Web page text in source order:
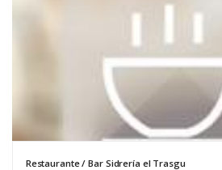
Restaurante / Bar Sidrería el Trasgu